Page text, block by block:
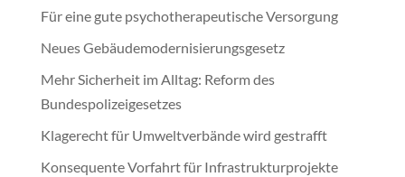
Für eine gute psychotherapeutische Versorgung
Neues Gebäudemodernisierungsgesetz
Mehr Sicherheit im Alltag: Reform des
Bundespolizeigesetzes
Klagerecht für Umweltverbände wird gestrafft
Konsequente Vorfahrt für Infrastrukturprojekte